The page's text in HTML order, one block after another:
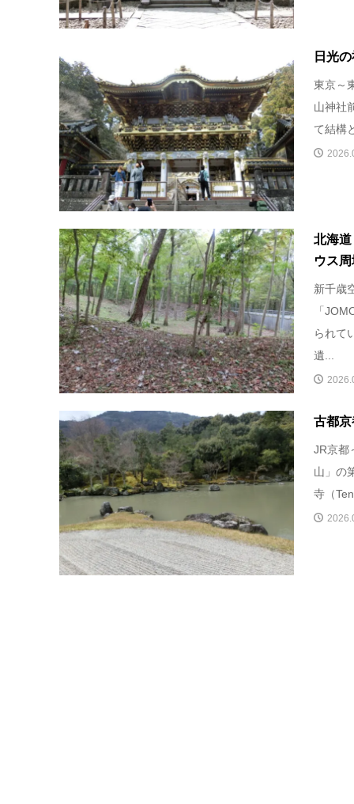
日光
東京～
山神社
て結構
北海
ウス
新千歳
「
られて
遺...
古都
JR京都
山」の
寺（